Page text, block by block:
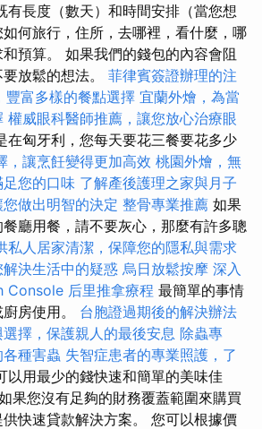
有長度（數天）和時間安排（當您想
何旅行，住所，去哪裡，看什麼，哪
預算。 如果我們的錢包的內容會阻
放鬆的想法。 菲律賓簽證辦理的注
富多樣的餐點選擇 宜蘭外燴，為當
權威眼科醫師推薦，讓您放心治療眼
在匈牙利，您每天要花三餐要花多少
，讓烹飪變得更加高效 桃園外燴，無
您的口味 了解產後護理之家與月子
做出明智的決定 整骨專業推薦 如果
廳用餐，請不要灰心，那麼有許多聰
私人居家清潔，保障您的隱私與需求
決生活中的疑惑 烏日放鬆按摩 深入
Console 后里推拿療程 最簡單的事情
房使用。 台胞證過期後的解決辦法
擇，保護親人的最後安息 除蟲專
種害蟲 失智症患者的專業照護，了
以用最少的錢快速和簡單的美味佳
果您沒有足夠的財務覆蓋範圍來購買
快速貸款解決方案。 您可以根據價